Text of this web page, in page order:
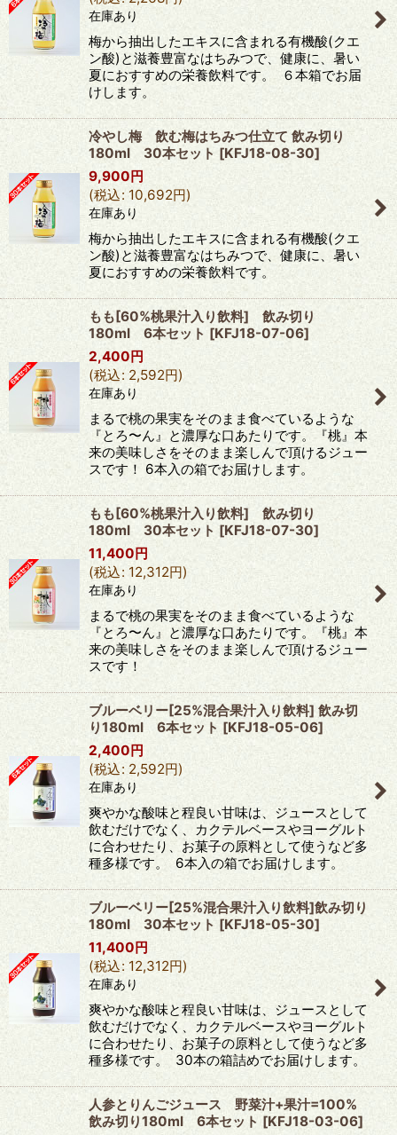
在庫あり
梅から抽出したエキスに含まれる有機酸(クエ
ン酸)と滋養豊富なはちみつで、健康に、暑い
夏におすすめの栄養飲料です。 ６本箱でお届
けします。
冷やし梅 飲む梅はちみつ仕立て 飲み切り
180ml 30本セット [KFJ18-08-30]
9,900円
(税込: 10,692円)
在庫あり
梅から抽出したエキスに含まれる有機酸(クエ
ン酸)と滋養豊富なはちみつで、健康に、暑い
夏におすすめの栄養飲料です。
もも[60%桃果汁入り飲料] 飲み切り
180ml 6本セット [KFJ18-07-06]
2,400円
(税込: 2,592円)
在庫あり
まるで桃の果実をそのまま食べているような
『とろ〜ん』と濃厚な口あたりです。『桃』本
来の美味しさをそのまま楽しんで頂けるジュー
スです！ 6本入の箱でお届けします。
もも[60%桃果汁入り飲料] 飲み切り
180ml 30本セット [KFJ18-07-30]
11,400円
(税込: 12,312円)
在庫あり
まるで桃の果実をそのまま食べているような
『とろ〜ん』と濃厚な口あたりです。『桃』本
来の美味しさをそのまま楽しんで頂けるジュー
スです！
ブルーベリー[25%混合果汁入り飲料] 飲み切
り180ml 6本セット [KFJ18-05-06]
2,400円
(税込: 2,592円)
在庫あり
爽やかな酸味と程良い甘味は、ジュースとして
飲むだけでなく、カクテルベースやヨーグルト
に合わせたり、お菓子の原料として使うなど多
種多様です。 6本入の箱でお届けします。
ブルーベリー[25%混合果汁入り飲料]飲み切り
180ml 30本セット [KFJ18-05-30]
11,400円
(税込: 12,312円)
在庫あり
爽やかな酸味と程良い甘味は、ジュースとして
飲むだけでなく、カクテルベースやヨーグルト
に合わせたり、お菓子の原料として使うなど多
種多様です。 30本の箱詰めでお届けします。
人参とりんごジュース 野菜汁+果汁=100%
飲み切り180ml 6本セット [KFJ18-03-06]